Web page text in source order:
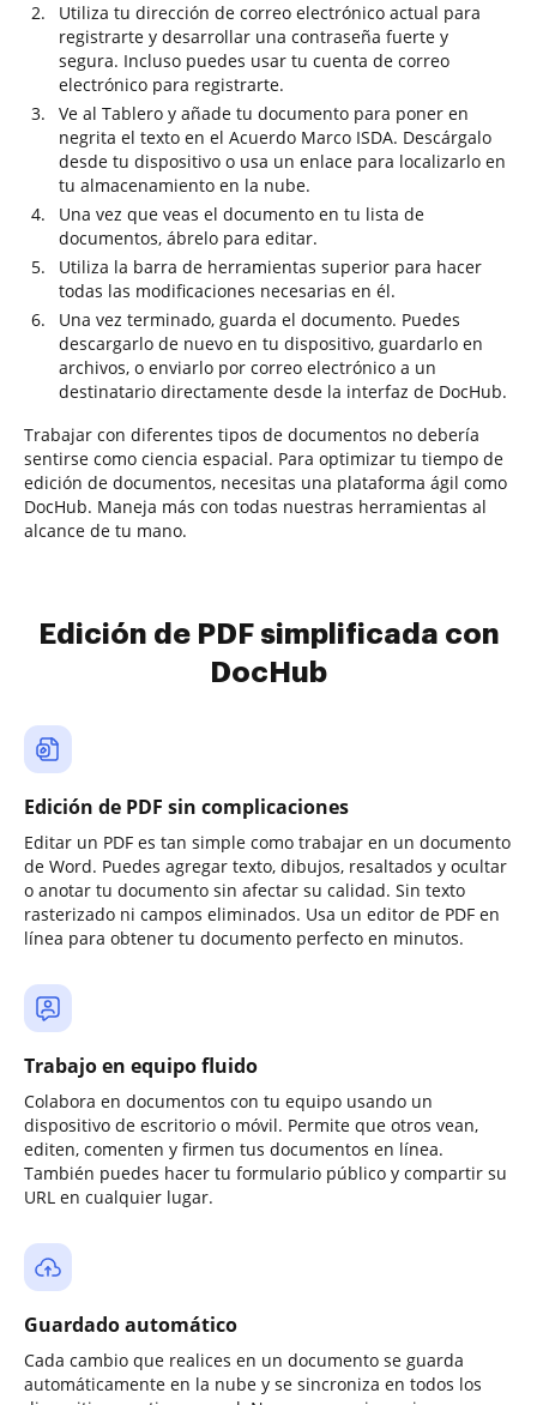
Utiliza tu dirección de correo electrónico actual para
registrarte y desarrollar una contraseña fuerte y
segura. Incluso puedes usar tu cuenta de correo
electrónico para registrarte.
Ve al Tablero y añade tu documento para poner en
negrita el texto en el Acuerdo Marco ISDA. Descárgalo
desde tu dispositivo o usa un enlace para localizarlo en
tu almacenamiento en la nube.
Una vez que veas el documento en tu lista de
documentos, ábrelo para editar.
Utiliza la barra de herramientas superior para hacer
todas las modificaciones necesarias en él.
Una vez terminado, guarda el documento. Puedes
descargarlo de nuevo en tu dispositivo, guardarlo en
archivos, o enviarlo por correo electrónico a un
destinatario directamente desde la interfaz de DocHub.
Trabajar con diferentes tipos de documentos no debería
sentirse como ciencia espacial. Para optimizar tu tiempo de
edición de documentos, necesitas una plataforma ágil como
DocHub. Maneja más con todas nuestras herramientas al
alcance de tu mano.
Edición de PDF simplificada con
DocHub
Edición de PDF sin complicaciones
Editar un PDF es tan simple como trabajar en un documento
de Word. Puedes agregar texto, dibujos, resaltados y ocultar
o anotar tu documento sin afectar su calidad. Sin texto
rasterizado ni campos eliminados. Usa un editor de PDF en
línea para obtener tu documento perfecto en minutos.
Trabajo en equipo fluido
Colabora en documentos con tu equipo usando un
dispositivo de escritorio o móvil. Permite que otros vean,
editen, comenten y firmen tus documentos en línea.
También puedes hacer tu formulario público y compartir su
URL en cualquier lugar.
Guardado automático
Cada cambio que realices en un documento se guarda
automáticamente en la nube y se sincroniza en todos los